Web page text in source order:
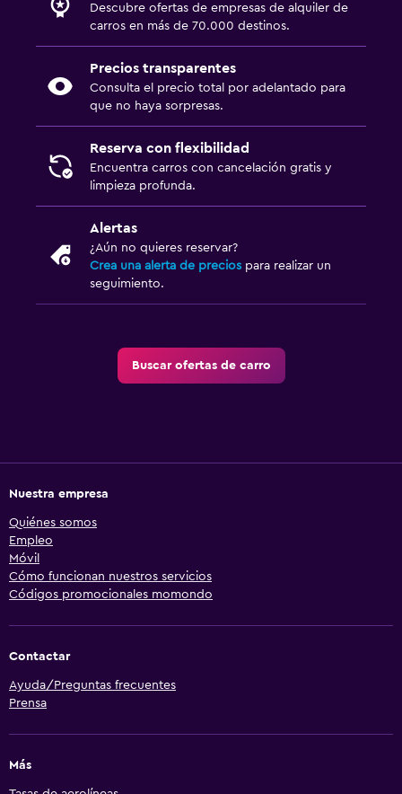
Descubre ofertas de empresas de alquiler de
carros en más de 70.000 destinos.
Precios transparentes
Consulta el precio total por adelantado para
que no haya sorpresas.
Reserva con flexibilidad
Encuentra carros con cancelación gratis y
limpieza profunda.
Alertas
¿Aún no quieres reservar?
Crea una alerta de precios para realizar un
seguimiento.
Buscar ofertas de carro
Nuestra empresa
Quiénes somos
Empleo
Móvil
Cómo funcionan nuestros servicios
Códigos promocionales momondo
Contactar
Ayuda/Preguntas frecuentes
Prensa
Más